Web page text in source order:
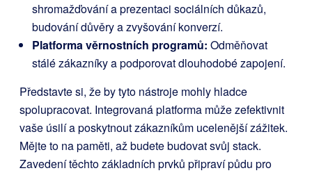
shromažďování a prezentaci sociálních důkazů,
budování důvěry a zvyšování konverzí.
Platforma věrnostních programů: Odměňovat
stálé zákazníky a podporovat dlouhodobé zapojení.
Představte si, že by tyto nástroje mohly hladce
spolupracovat. Integrovaná platforma může zefektivnit
vaše úsilí a poskytnout zákazníkům ucelenější zážitek.
Mějte to na paměti, až budete budovat svůj stack.
Zavedení těchto základních prvků připraví půdu pro